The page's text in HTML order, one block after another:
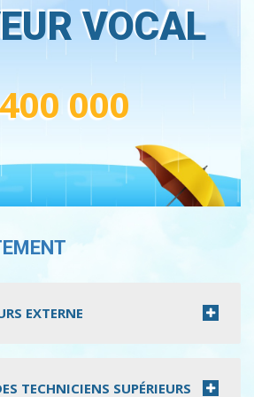
VOCAL
000
EXTERNE
TECHNICIENS SUPÉRIEURS